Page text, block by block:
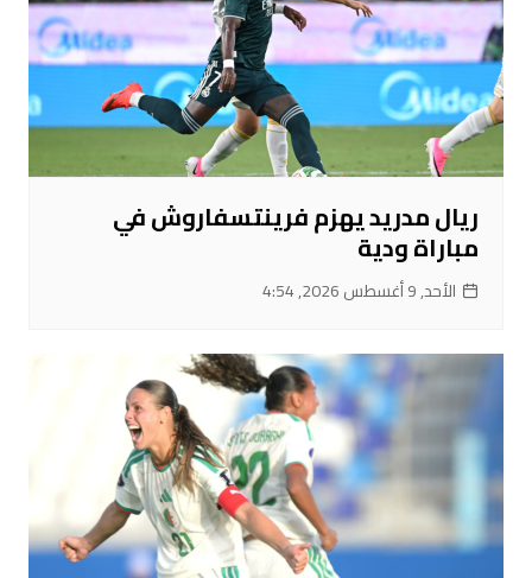
ريال مدريد يهزم فرينتسفاروش في
مباراة ودية
الأحد, 9 أغسطس 2026, 4:54